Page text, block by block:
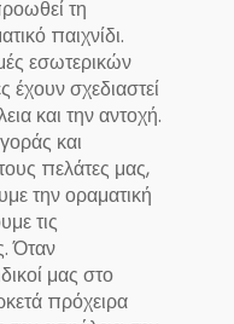
τη
παιχνίδι.
εσωτερικών
έχουν σχεδιαστεί
και την αντοχή.
και
πελάτες μας,
την οραματική
τις
Όταν
μας στο
πρόχειρα